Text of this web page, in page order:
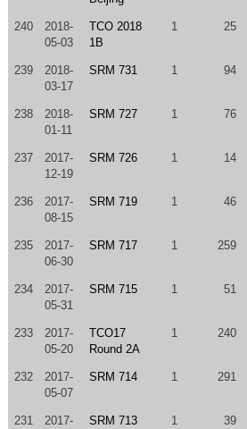
240
2018-
05-03
TCO 2018
1B
1 25
239
2018-
03-17
SRM 731 1 94
238
2018-
01-11
SRM 727 1 76
237
2017-
12-19
SRM 726 1 14
236
2017-
08-15
SRM 719 1 46
235
2017-
06-30
SRM 717 1 259
234
2017-
05-31
SRM 715 1 51
233
2017-
05-20
TCO17
Round 2A
1 240
232
2017-
05-07
SRM 714 1 291
231
2017-
SRM 713 1 39